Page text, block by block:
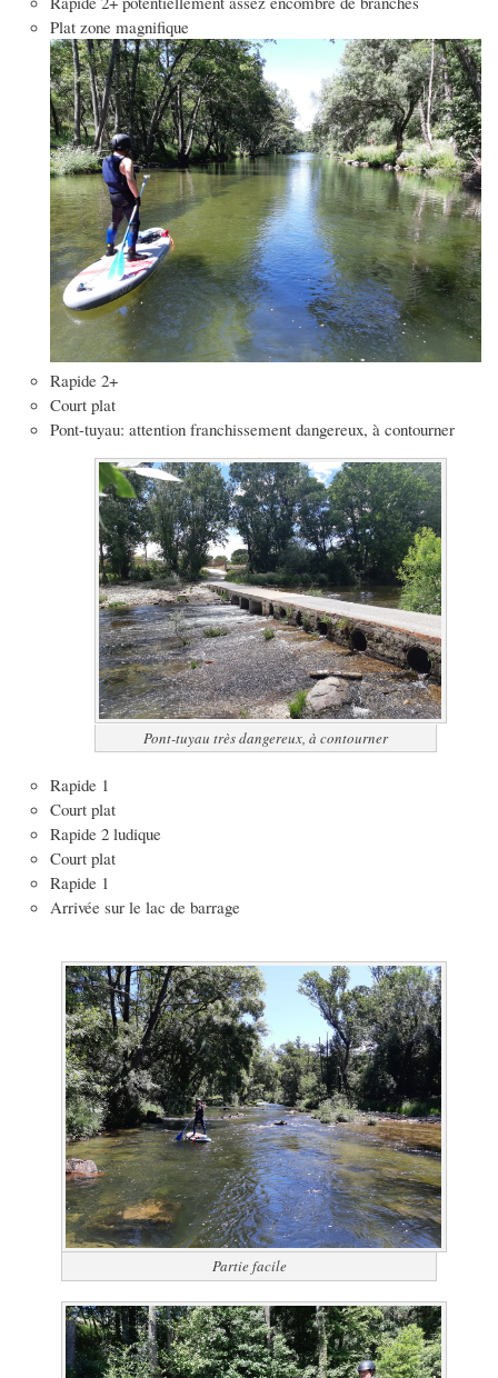
Plat zone magnifique
Rapide 2+
Court plat
Pont-tuyau: attention franchissement dangereux, à contourner
Pont-tuyau très dangereux, à contourner
Rapide 1
Court plat
Rapide 2 ludique
Court plat
Rapide 1
Arrivée sur le lac de barrage
Partie facile